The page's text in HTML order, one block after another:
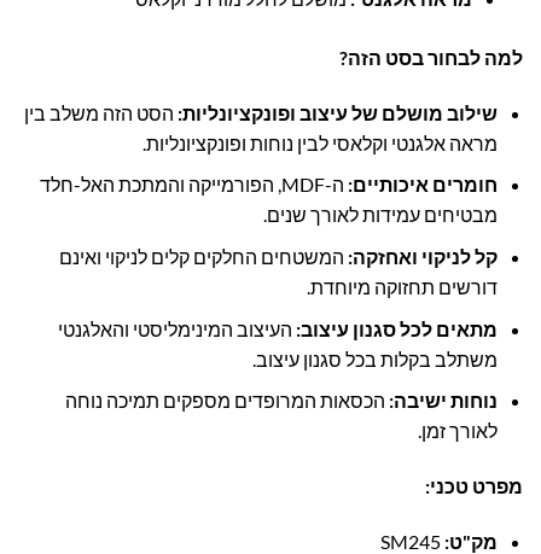
למה לבחור בסט הזה?
שילוב מושלם של עיצוב ופונקציונליות: הסט הזה משלב בין
מראה אלגנטי וקלאסי לבין נוחות ופונקציונליות.
חומרים איכותיים:
ה-MDF, הפורמייקה והמתכת האל-חלד
מבטיחים עמידות לאורך שנים.
קל לניקוי ואחזקה: המשטחים החלקים קלים לניקוי ואינם
דורשים תחזוקה מיוחדת.
מתאים לכל סגנון עיצוב: העיצוב המינימליסטי והאלגנטי
משתלב בקלות בכל סגנון עיצוב.
נוחות ישיבה: הכסאות המרופדים מספקים תמיכה נוחה
לאורך זמן.
מפרט טכני:
מק"ט: